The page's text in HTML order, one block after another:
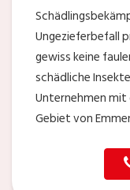
Ungezieferbefall
gewiss keine
schädliche
Unternehmen mit
Gebiet von